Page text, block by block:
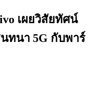
เผยวิสัยทัศน์
ทนา 5G กับพาร์